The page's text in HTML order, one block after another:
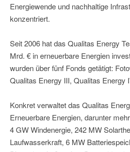
Energiewende und nachhaltige
konzentriert.
Seit 2006 hat das Qualitas Energy
Mrd. € in erneuerbare Energien
wurden über fünf Fonds getätigt:
Qualitas Energy III, Qualitas Energy
Konkret verwaltet das Qualitas
Erneuerbare Energien, darunter
4 GW Windenergie, 242 MW
Laufwasserkraft, 6 MW